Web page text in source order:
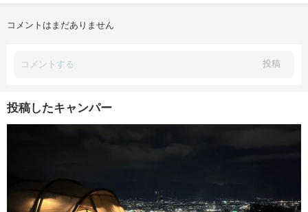
コメントはまだありません
投稿
投稿したキャンパー